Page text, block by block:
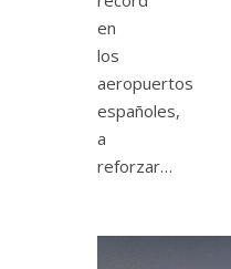
en
los
aeropuertos
españoles,
a
reforzar…